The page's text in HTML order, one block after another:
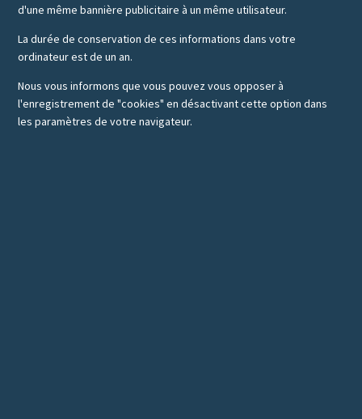
d'une même bannière publicitaire à un même utilisateur.
La durée de conservation de ces informations dans votre
ordinateur est de un an.
Nous vous informons que vous pouvez vous opposer à
l'enregistrement de "cookies" en désactivant cette option dans
les paramètres de votre navigateur.